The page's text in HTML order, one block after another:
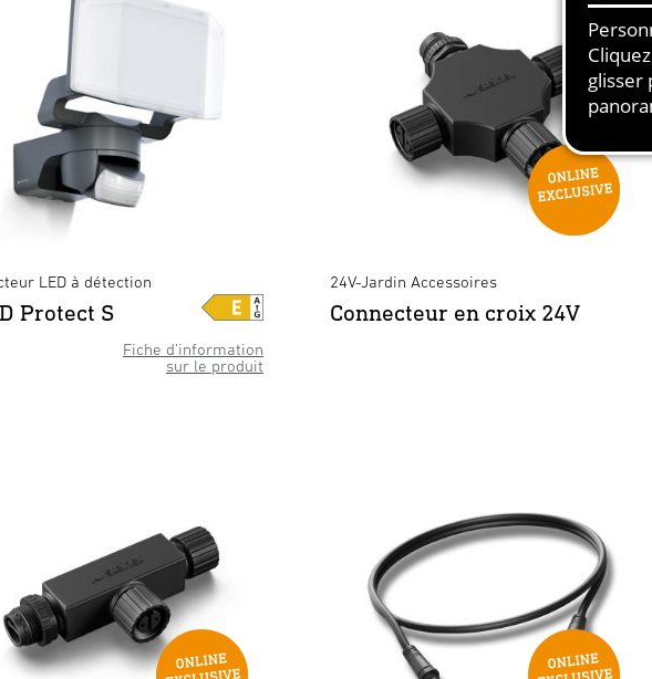
XLED CAM2 SC anthracite
S avec détecteur de mouvement - anthracite
Fiche d’information
sur le produit
LED à détection
Protect S
24V-Jardin Accessoires
Connecteur en croix 24V